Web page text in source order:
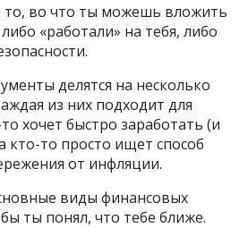
то, во что ты можешь вложить
«работали» на тебя, либо
делятся на несколько
из них подходит для
хочет быстро заработать (и
кто-то просто ищет способ
от инфляции.
виды финансовых
ты понял, что тебе ближе.